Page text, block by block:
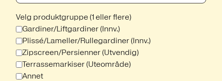
Velg produktgruppe (1 eller flere)
Gardiner/Liftgardiner (Innv.)
Plissé/Lameller/Rullegardiner (Innv.)
Zipscreen/Persienner (Utvendig)
Terrassemarkiser (Uteområde)
Annet